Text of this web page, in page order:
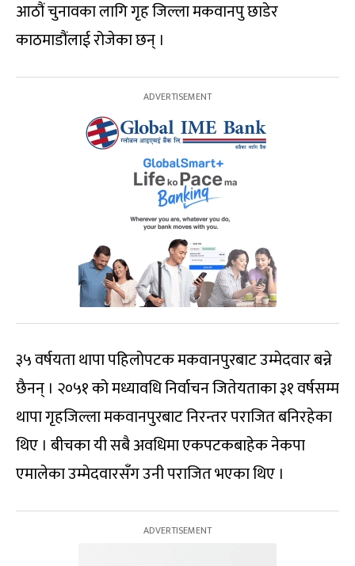
आठौं चुनावका लागि गृह जिल्ला मकवानपु छाडेर
काठमाडौंलाई रोजेका छन् ।
३५ वर्षयता थापा पहिलोपटक मकवानपुरबाट उम्मेदवार बन्ने
छैनन् । २०५१ को मध्यावधि निर्वाचन जितेयताका ३१ वर्षसम्म
थापा गृहजिल्ला मकवानपुरबाट निरन्तर पराजित बनिरहेका
थिए । बीचका यी सबै अवधिमा एकपटकबाहेक नेकपा
एमालेका उम्मेदवारसँग उनी पराजित भएका थिए ।